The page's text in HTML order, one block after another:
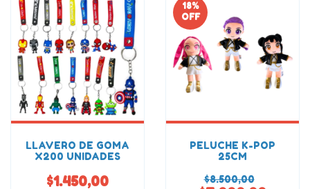
LLAVERO DE GOMA
X200 UNIDADES
$1.450,00
18%
OFF
PELUCHE K-POP
25CM
$8.500,00